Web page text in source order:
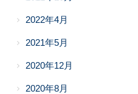
2022年4月
2021年5月
2020年12月
2020年8月